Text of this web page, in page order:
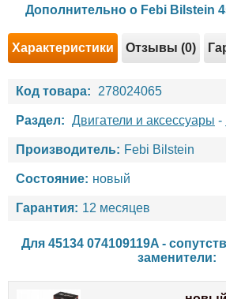
Дополнительно о Febi Bilstein
Характеристики Отзывы (0)
Код товара: 278024065
Раздел: Двигатели и аксессуары -
Производитель: Febi Bilstein
Состояние: новый
Гарантия: 12 месяцев
Для 45134 074109119A -
заменители: